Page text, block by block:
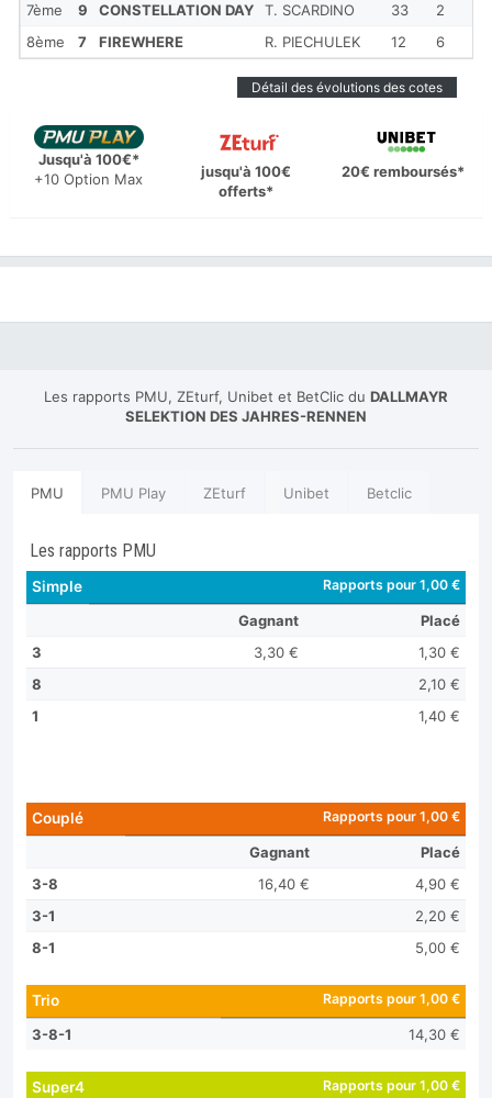
7ème
9 CONSTELLATION DAY T. SCARDINO 33
2
8ème
7 FIREWHERE R. PIECHULEK 12 6
Détail des évolutions des cotes
Jusqu'à 100€*
+10 Option Max
jusqu'à 100€
offerts*
20€ remboursés*
Les rapports PMU, ZEturf, Unibet et BetClic du DALLMAYR
SELEKTION DES JAHRES-RENNEN
PMU PMU Play ZEturf Unibet Betclic
Les rapports PMU
Simple Rapports pour 1,00 €
Gagnant
Placé
3
3,30 €
1,30 €
8
2,10 €
1
1,40 €
Couplé Rapports pour 1,00 €
Gagnant
Placé
3-8
16,40 €
4,90 €
3-1
2,20 €
8-1
5,00 €
Trio Rapports pour 1,00 €
3-8-1 14,30 €
Super4 Rapports pour 1,00 €